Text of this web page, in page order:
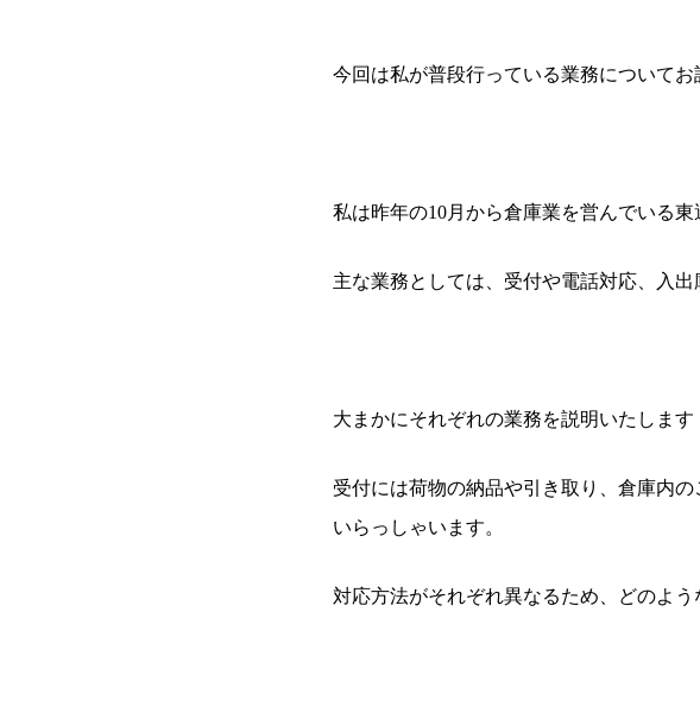
今回は私が普段行っている業務についてお
私は昨年の10月から倉庫業を営んでいる東
主な業務としては、受付や電話対応、入出
大まかにそれぞれの業務を説明いたします
受付には荷物の納品や引き取り、倉庫内
いらっしゃいます。
対応方法がそれぞれ異なるため、どのよ